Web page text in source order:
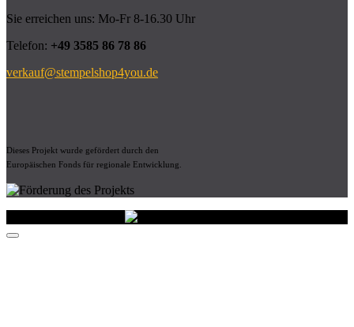
Sie erreichen uns: Mo-Fr 8-16.30 Uhr
Telefon: +49 3585 86 78 86
verkauf@stempelshop4you.de
Dieses Projekt wurde gefördert durch den
Europäischen Fonds für regionale Entwicklung.